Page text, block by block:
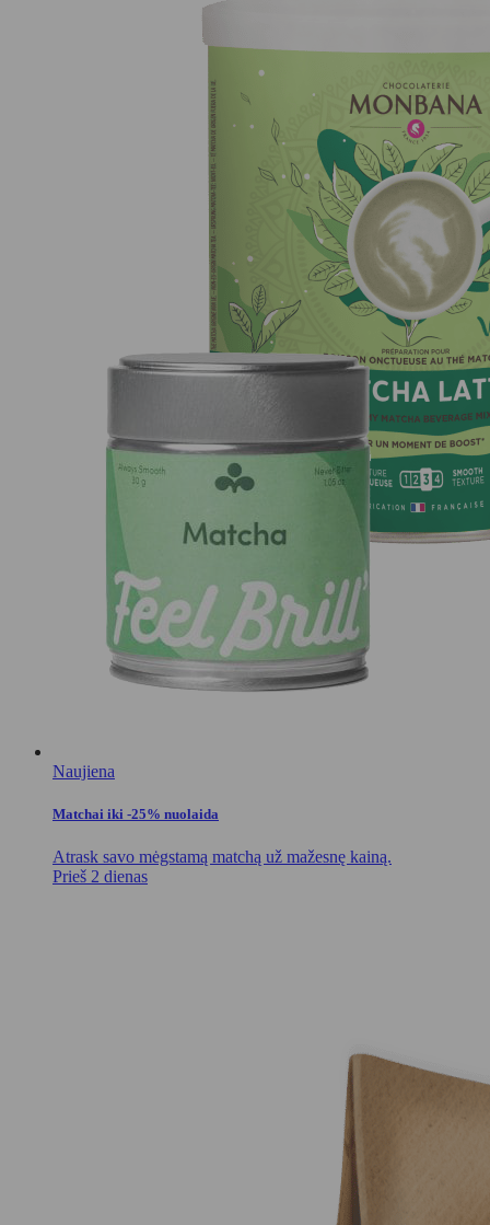
Naujiena
Matchai iki -25% nuolaida
Atrask savo mėgstamą matchą už mažesnę kainą.
Prieš 2 dienas